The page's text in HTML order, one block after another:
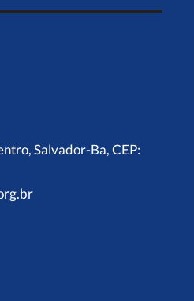
Salvador-Ba, CEP: